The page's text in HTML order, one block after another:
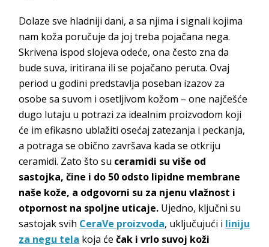
Dolaze sve hladniji dani, a sa njima i signali kojima
nam koža poručuje da joj treba pojačana nega.
Skrivena ispod slojeva odeće, ona često zna da
bude suva, iritirana ili se pojačano peruta. Ovaj
period u godini predstavlja poseban izazov za
osobe sa suvom i osetljivom kožom – one najčešće
dugo lutaju u potrazi za idealnim proizvodom koji
će im efikasno ublažiti osećaj zatezanja i peckanja,
a potraga se obično završava kada se otkriju
ceramidi. Zato što su ceramidi su više od
sastojka, čine i do 50 odsto lipidne membrane
naše kože, a odgovorni su za njenu vlažnost i
otpornost na spoljne uticaje. Ujedno, ključni su
sastojak svih CeraVe proizvoda, uključujući i liniju
za negu tela koja ćečak i vrlo suvoj koži